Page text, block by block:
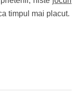
timpul mai placut.